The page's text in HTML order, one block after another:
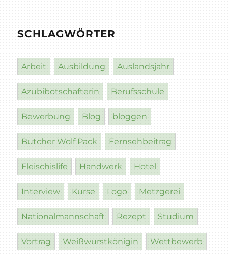
SCHLAGWÖRTER
Arbeit Ausbildung Auslandsjahr
Azubibotschafterin Berufsschule
Bewerbung Blog bloggen
Butcher Wolf Pack Fernsehbeitrag
Fleischislife Handwerk Hotel
Interview Kurse Logo Metzgerei
Nationalmannschaft Rezept Studium
Vortrag Weißwurstkönigin Wettbewerb